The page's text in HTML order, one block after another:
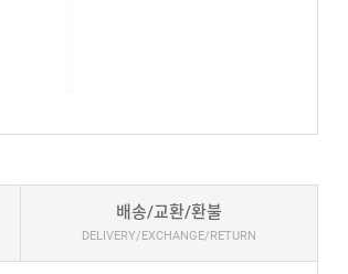
배송/교환/환불
DELIVERY/EXCHANGE/RETURN